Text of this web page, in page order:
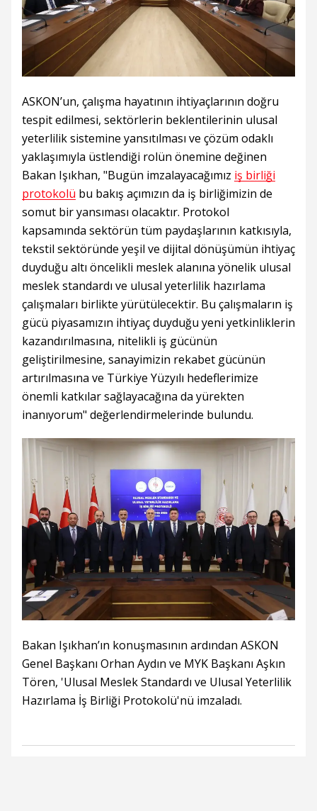
ASKON’un, çalışma hayatının ihtiyaçlarının doğru
tespit edilmesi, sektörlerin beklentilerinin ulusal
yeterlilik sistemine yansıtılması ve çözüm odaklı
yaklaşımıyla üstlendiği rolün önemine değinen
Bakan Işıkhan, "Bugün imzalayacağımız iş birliği
protokolü bu bakış açımızın da iş birliğimizin de
somut bir yansıması olacaktır. Protokol
kapsamında sektörün tüm paydaşlarının katkısıyla,
tekstil sektöründe yeşil ve dijital dönüşümün ihtiyaç
duyduğu altı öncelikli meslek alanına yönelik ulusal
meslek standardı ve ulusal yeterlilik hazırlama
çalışmaları birlikte yürütülecektir. Bu çalışmaların iş
gücü piyasamızın ihtiyaç duyduğu yeni yetkinliklerin
kazandırılmasına, nitelikli iş gücünün
geliştirilmesine, sanayimizin rekabet gücünün
artırılmasına ve Türkiye Yüzyılı hedeflerimize
önemli katkılar sağlayacağına da yürekten
inanıyorum" değerlendirmelerinde bulundu.
Bakan Işıkhan’ın konuşmasının ardından ASKON
Genel Başkanı Orhan Aydın ve MYK Başkanı Aşkın
Tören, 'Ulusal Meslek Standardı ve Ulusal Yeterlilik
Hazırlama İş Birliği Protokolü'nü imzaladı.